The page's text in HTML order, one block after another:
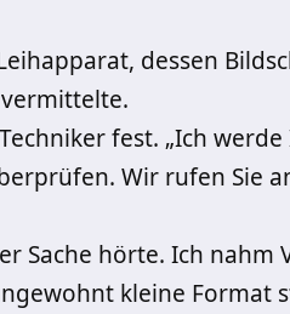
dessen
fest. „Ich
Wir rufen Sie
Sache hörte. Ich nahm
kleine Format